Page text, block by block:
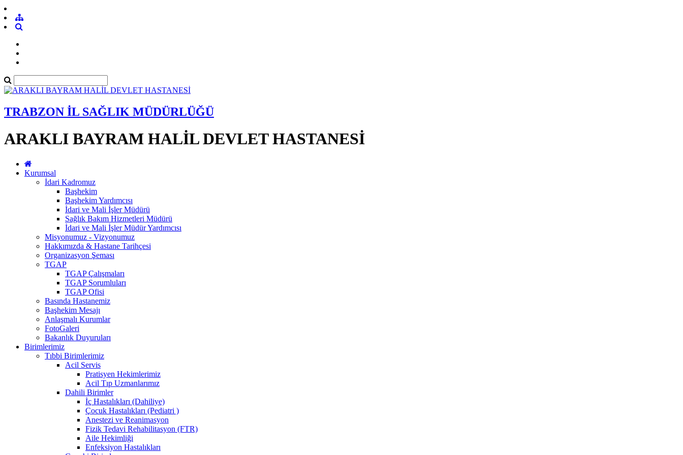
TRABZON İL SAĞLIK MÜDÜRLÜĞÜ
ARAKLI BAYRAM HALİL DEVLET HASTANESİ
Kurumsal
İdari Kadromuz
Başhekim
Başhekim Yardımcısı
İdari ve Mali İşler Müdürü
Sağlık Bakım Hizmetleri Müdürü
İdari ve Mali İşler Müdür Yardımcısı
Misyonumuz - Vizyonumuz
Hakkımızda & Hastane Tarihçesi
Organizasyon Şeması
TGAP
TGAP Çalışmaları
TGAP Sorumluları
TGAP Ofisi
Basında Hastanemiz
Başhekim Mesajı
Anlaşmalı Kurumlar
FotoGaleri
Bakanlık Duyuruları
Birimlerimiz
Tıbbi Birimlerimiz
Acil Servis
Pratisyen Hekimlerimiz
Acil Tıp Uzmanlarımız
Dahili Birimler
İç Hastalıkları (Dahiliye)
Çocuk Hastalıkları (Pediatri )
Anestezi ve Reanimasyon
Fizik Tedavi Rehabilitasyon (FTR)
Aile Hekimliği
Enfeksiyon Hastalıkları